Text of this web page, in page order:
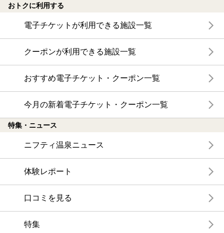
おトクに利用する
電子チケットが利用できる施設一覧
クーポンが利用できる施設一覧
おすすめ電子チケット・クーポン一覧
今月の新着電子チケット・クーポン一覧
特集・ニュース
ニフティ温泉ニュース
体験レポート
口コミを見る
特集